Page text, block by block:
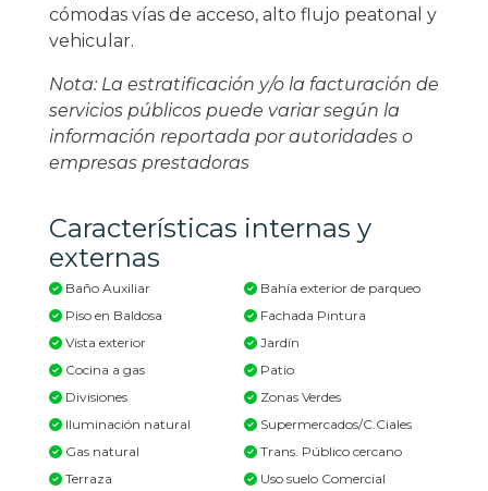
cómodas vías de acceso, alto flujo peatonal y
vehicular.
Nota: La estratificación y/o la facturación de
servicios públicos puede variar según la
información reportada por autoridades o
empresas prestadoras
Características internas y
externas
Baño Auxiliar
Piso en Baldosa
Vista exterior
Cocina a gas
Divisiones
Iluminación natural
Gas natural
Terraza
Bahía exterior de parqueo
Fachada Pintura
Jardín
Patio
Zonas Verdes
Supermercados/C.Ciales
Trans. Público cercano
Uso suelo Comercial